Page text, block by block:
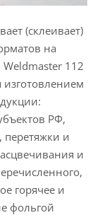
(склеивает)
на
112
изготовлением
РФ,
и
и
горячее и
фольгой